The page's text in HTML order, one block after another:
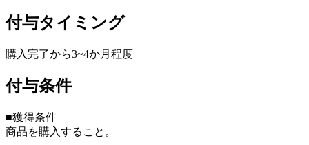
付与タイミング
購入完了から3~4か月程度
付与条件
■獲得条件
商品を購入すること。